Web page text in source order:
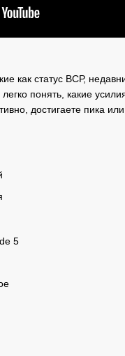
как статус ВСР,
понять, какие
достигаете пика
5